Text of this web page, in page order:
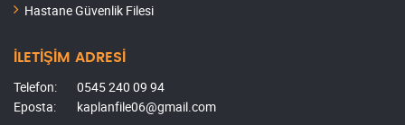
Hastane Güvenlik Filesi
İLETİŞİM ADRESİ
Telefon:
0545 240 09 94
Eposta:
kaplanfile06@gmail.com